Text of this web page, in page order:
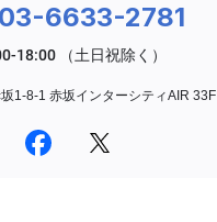
03-6633-2781
1-8-1 赤坂インターシティAIR 33F